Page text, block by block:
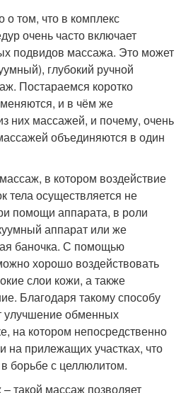
том, что в комплекс
очень часто включает
подвидов массажа. Это может
глубокий ручной
Постараемся коротко
и в чём же
них массажей, и почему, очень
объединяются в один
в котором воздействие
тела осуществляется не
помощи аппарата, в роли
аппарат или же
баночка. С помощью
хорошо воздействовать
слои кожи, а также
Благодаря такому способу
улучшение обменных
на котором непосредственно
на прилежащих участках, что
борьбе с целлюлитом.
такой массаж позволяет